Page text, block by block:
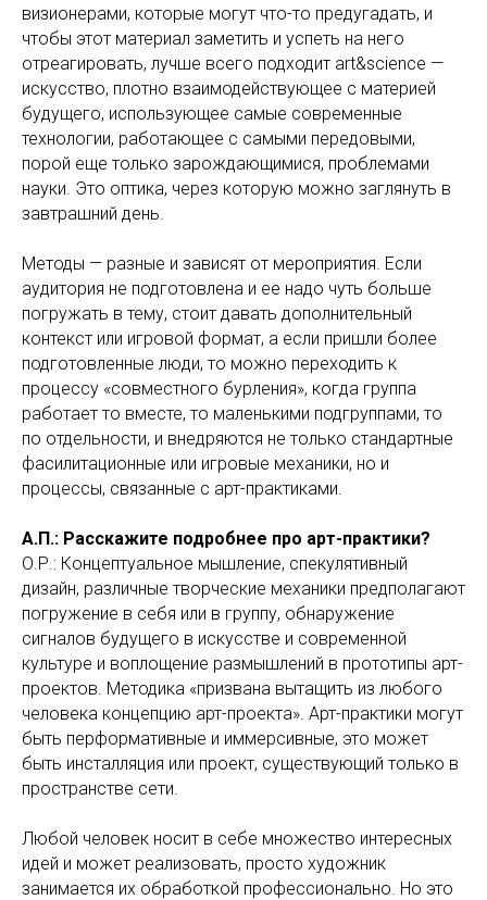
визионерами, которые могут что-то предугадать, и
чтобы этот материал заметить и успеть на него
отреагировать, лучше всего подходит art&science —
искусство, плотно взаимодействующее с материей
будущего, использующее самые современные
технологии, работающее с самыми передовыми,
порой еще только зарождающимися, проблемами
науки. Это оптика, через которую можно заглянуть в
завтрашний день.
Методы — разные и зависят от мероприятия. Если
аудитория не подготовлена и ее надо чуть больше
погружать в тему, стоит давать дополнительный
контекст или игровой формат, а если пришли более
подготовленные люди, то можно переходить к
процессу «совместного бурления», когда группа
работает то вместе, то маленькими подгруппами, то
по отдельности, и внедряются не только стандартные
фасилитационные или игровые механики, но и
процессы, связанные с арт-практиками.
А.П.: Расскажите подробнее про арт-практики?
О.Р.: Концептуальное мышление, спекулятивный
дизайн, различные творческие механики предполагают
погружение в себя или в группу, обнаружение
сигналов будущего в искусстве и современной
культуре и воплощение размышлений в прототипы арт-
проектов. Методика «призвана вытащить из любого
человека концепцию арт-проекта». Арт-практики могут
быть перформативные и иммерсивные, это может
быть инсталляция или проект, существующий только в
пространстве сети.
Любой человек носит в себе множество интересных
идей и может реализовать, просто художник
занимается их обработкой профессионально. Но это